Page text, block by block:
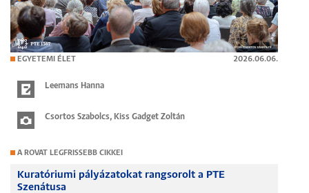
EGYETEMI ÉLET 2026.06.06.
Leemans Hanna
Csortos Szabolcs, Kiss Gadget Zoltán
A ROVAT LEGFRISSEBB CIKKEI
Kuratóriumi pályázatokat rangsorolt a PTE
Szenátusa